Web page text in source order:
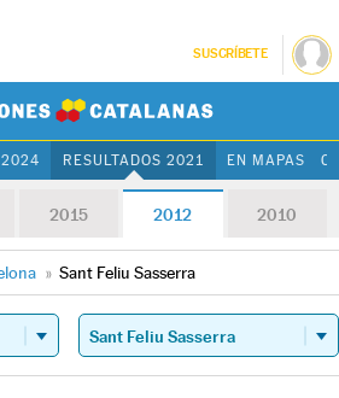
SUSCRÍBETE
2024 RESULTADOS 2021 EN MAPAS
2015 2012 2010
» Sant Feliu Sasserra